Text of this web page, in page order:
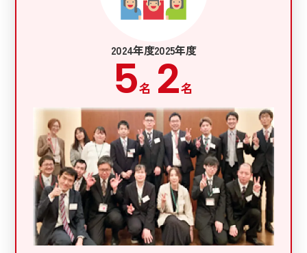
2024年度
5名
2025年度
2名